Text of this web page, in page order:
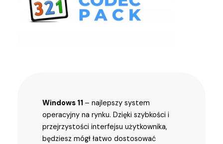
Windows 11 – najlepszy system
operacyjny na rynku. Dzięki szybkości i
przejrzystości interfejsu użytkownika,
będziesz mógł łatwo dostosować